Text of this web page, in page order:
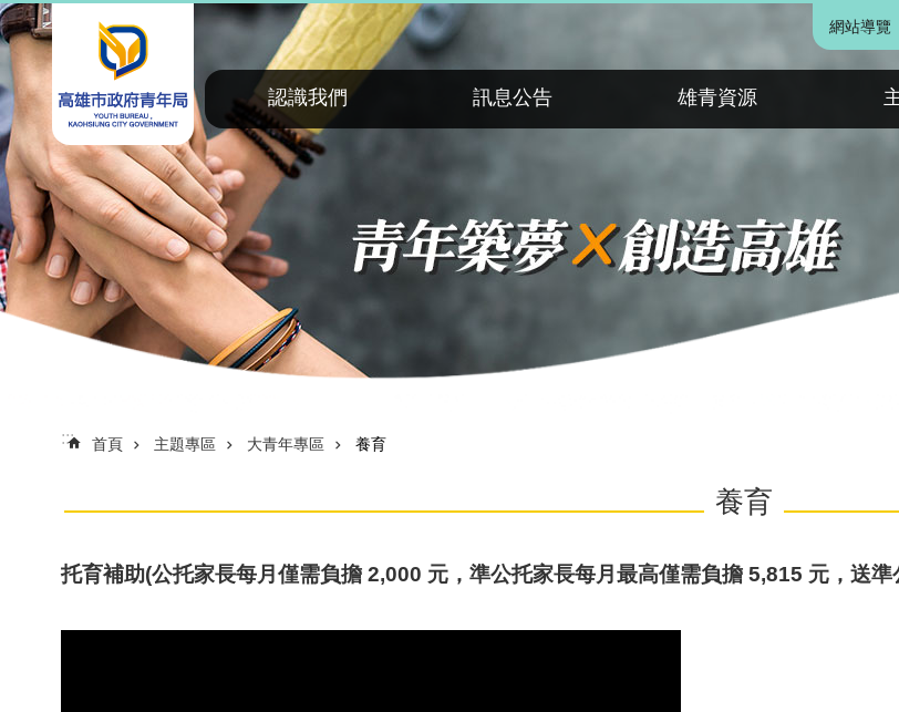
跳到主要內容區塊 網站導覽
認識我們 訊息公告 雄青資源
::: 首頁 主題專區 大青年專區 養育
養育
托育補助(公托家長每月僅需負擔 2,000 元，準公托家長每月最高僅需負擔 5,815 元，送